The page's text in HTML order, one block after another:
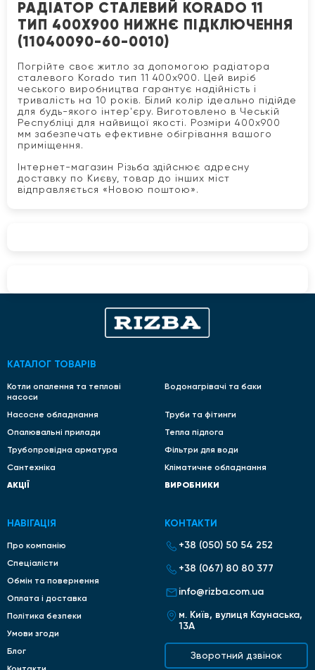
РАДІАТОР СТАЛЕВИЙ KORADO 11
ТИП 400X900 НИЖНЄ ПІДКЛЮЧЕННЯ
(11040090-60-0010)
Погрійте своє житло за допомогою радіатора
сталевого Korado тип 11 400x900. Цей виріб
чеського виробництва гарантує надійність і
тривалість на 10 років. Білий колір ідеально підійде
для будь-якого інтер'єру. Виготовлено в Чеській
Республіці для найвищої якості. Розміри 400x900
мм забезпечать ефективне обігрівання вашого
приміщення.
Інтернет-магазин Різьба здійснює адресну
доставку по Києву, товар до інших міст
відправляється «Новою поштою».
КАТАЛОГ ТОВАРІВ
Котли опалення та теплові
насоси
Водонагрівачі та баки
Насосне обладнання
Труби та фітинги
Опалювальні прилади
Тепла підлога
Трубопровідна арматура
Фільтри для води
Сантехніка
Кліматичне обладнання
АКЦІЇ ВИРОБНИКИ
НАВІГАЦІЯ
Про компанію
Спеціалісти
Обмін та повернення
Оплата і доставка
Політика безпеки
Умови згоди
Блог
КОНТАКТИ
+38 (050) 50 54 252
+38 (067) 80 80 377
info@rizba.com.ua
м. Київ, вулиця Каунаська,
13А
Зворотний дзвінок